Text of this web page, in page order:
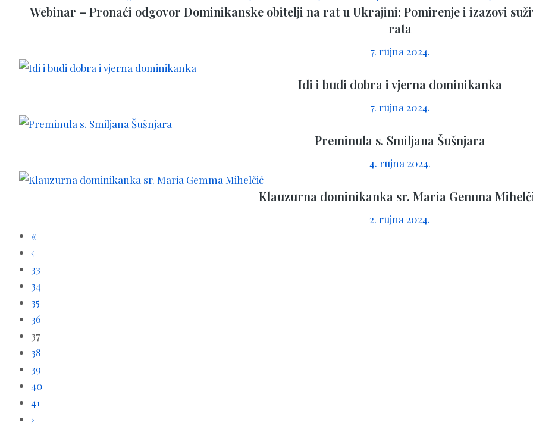
Webinar – Pronaći odgovor Dominikanske obitelji na rat u Ukrajini: Pomirenje i izazovi
rata
7. rujna 2024.
Idi i budi dobra i vjerna dominikanka
7. rujna 2024.
Preminula s. Smiljana Šušnjara
4. rujna 2024.
Klauzurna dominikanka sr. Maria Gemma
2. rujna 2024.
«
‹
33
34
35
36
37
38
39
40
41
›